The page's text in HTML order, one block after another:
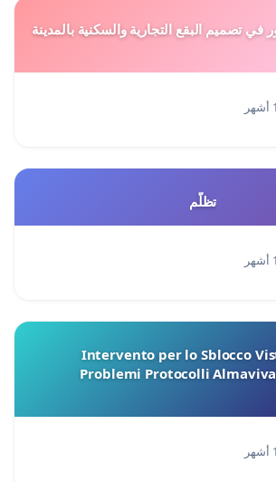
في تصميم البقع التجارية والسكنية بالمدينة
تظلّم
Intervento per lo Sblocco
Problemi Protocolli